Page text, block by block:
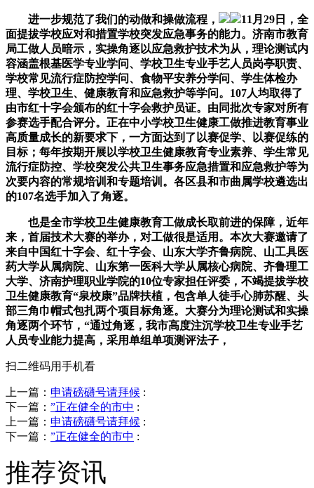
进一步规范了我们的动做和操做流程，
11月29日，全
面提拔学校应对和措置学校突发应急事务的能力。济南市教育
局工做人员暗示，实操角逐以应急救护技术为从，理论测试内
容涵盖根基医学专业学问、学校卫生专业手艺人员岗亭职责、
学校常见流行症防控学问、食物平安养分学问、学生体检办
理、学校卫生、健康教育和应急救护等学问。107人均取得了
由市红十字会颁布的红十字会救护员证。由同批次专家对所有
参赛选手配合评分。正在中小学校卫生健康工做推进教育事业
高质量成长的新要求下，一方面达到了以赛促学、以赛促练的
目标；每年按期开展以学校卫生健康教育专业素养、学生常见
流行症防控、学校突发公共卫生事务应急措置和应急救护等为
次要内容的常规培训和专题培训。各区县和市曲属学校遴选出
的107名选手加入了角逐。
也是全市学校卫生健康教育工做成长取前进的保障，近年
来，首届技术大赛的举办，对工做很是适用。本次大赛邀请了
来自中国红十字会、红十字会、山东大学齐鲁病院、山工具医
药大学从属病院、山东第一医科大学从属核心病院、齐鲁理工
大学、济南护理职业学院的10位专家担任评委，不竭提拔学校
卫生健康教育“泉校康”品牌扶植，包含单人徒手心肺苏醒、头
部三角巾帽式包扎两个项目标角逐。大赛分为理论测试和实操
角逐两个环节，“通过角逐，我市高度注沉学校卫生专业手艺
人员专业能力提高，采用单组单项测评法子，
扫二维码用手机看
上一篇： 申请磅礴号请拜候 :
下一篇： ”正在健全的市中 :
上一篇： 申请磅礴号请拜候 :
下一篇： ”正在健全的市中 :
推荐资讯